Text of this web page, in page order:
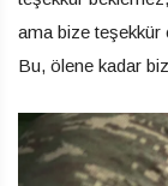
ama bize teşekkür
Bu, ölene kadar